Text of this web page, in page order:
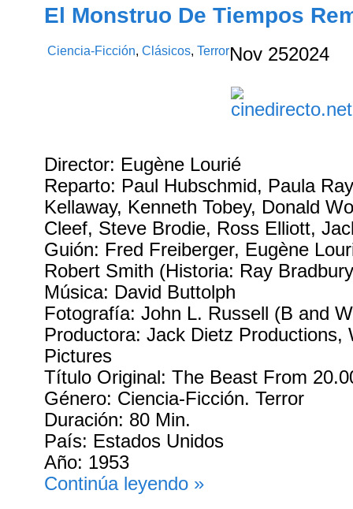
El Monstruo De Tiempos
Ciencia-Ficción,Clásicos,TerrorNov 252024
Director: Eugène Lourié
Reparto: Paul Hubschmid, Paula
Kellaway, Kenneth Tobey, Donald
Cleef, Steve Brodie, Ross Elliott,
Guión: Fred Freiberger, Eugène
Robert Smith (Historia: Ray
Música: David Buttolph
Fotografía: John L. Russell (B and
Productora: Jack Dietz Productions,
Pictures
Título Original: The Beast From
Género: Ciencia-Ficción. Terror
Duración: 80 Min.
País: Estados Unidos
Año: 1953
Continúa leyendo »